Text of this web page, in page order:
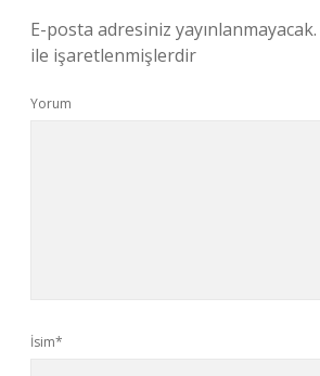
E-posta adresiniz yayınlanmayacak.
ile işaretlenmişlerdir
Yorum
İsim*